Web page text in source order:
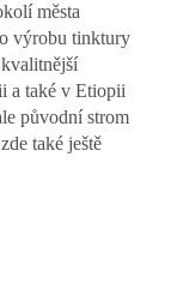
města
výrobu tinktury
a také v Etiopii
původní strom
také ještě